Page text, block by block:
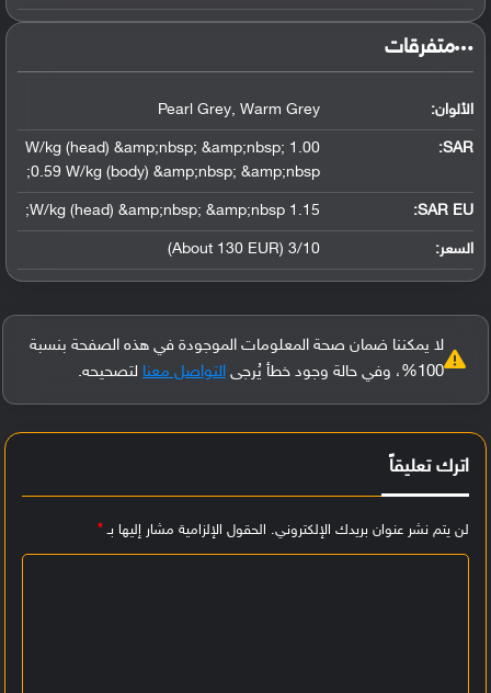
‏متفرقات‏
الألوان: Pearl Grey, Warm Grey
SAR
:
1.00 W/kg (head) &amp;nbsp; &amp;nbsp;
0.59 W/kg (body) &amp;nbsp; &amp;nbsp;
SAR EU:
1.15 W/kg (head) &amp;nbsp; &amp;nbsp;
السعر: 3/10 (About 130 EUR)
لا يمكننا ضمان صحة المعلومات الموجودة في هذه الصفحة بنسبة
100%، وفي حالة وجود خطأ يُرجى
التواصل معنا لتصحيحه.
اترك تعليقاً
لن يتم نشر عنوان بريدك الإلكتروني. الحقول الإلزامية مشار إليها بـ*